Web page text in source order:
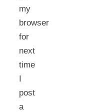
my
browser
for
next
time
I
post
a